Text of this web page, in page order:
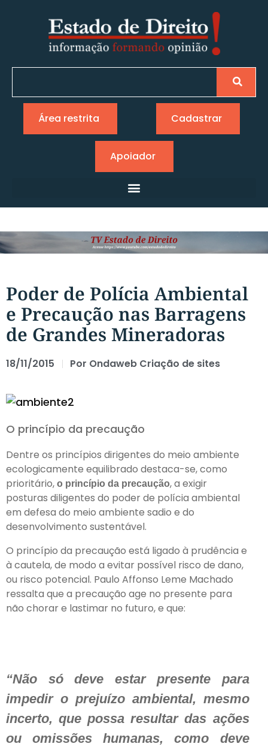
Área restrita Cadastrar
Apoiador
Poder de Polícia Ambiental
e Precaução nas Barragens
de Grandes Mineradoras
18/11/2015 Por Ondaweb Criação de sites
O princípio da precaução
Dentre os princípios dirigentes do meio ambiente
ecologicamente equilibrado destaca-se, como
prioritário, o princípio da precaução, a exigir
posturas diligentes do poder de polícia ambiental
em defesa do meio ambiente sadio e do
desenvolvimento sustentável.
O princípio da precaução está ligado à prudência e
à cautela, de modo a evitar possível risco de dano,
ou risco potencial. Paulo Affonso Leme Machado
ressalta que a precaução age no presente para
não chorar e lastimar no futuro, e que:
“Não só deve estar presente para
impedir o prejuízo ambiental, mesmo
incerto, que possa resultar das ações
ou omissões humanas, como deve